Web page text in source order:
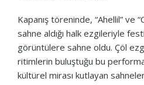
Kapanış töreninde, “Ahellil” ve
sahne aldığı halk ezgileriyle
görüntülere sahne oldu. Çöl
ritimlerin buluştuğu bu
kültürel mirası kutlayan